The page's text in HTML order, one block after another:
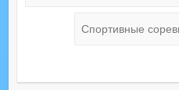
Спортивные